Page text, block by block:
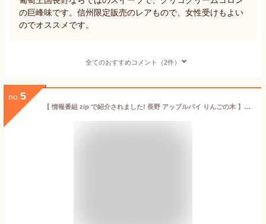
の巨峰味です。信州限定販売のレアもので、女性受けもよい
のでオススメです。
全てのおすすめコメント（2件）
no. 5
【 情報番組 zip で紹介されました! 長野 アップルパイ りんごの木 】 アップルパイ 個包装 お取り寄せ 絶品 アップルパイ 取り寄せ ギフト お持たせ スイーツ デザート お土産 洋菓子 焼き菓子 国産りんご 信州りんご 長野県